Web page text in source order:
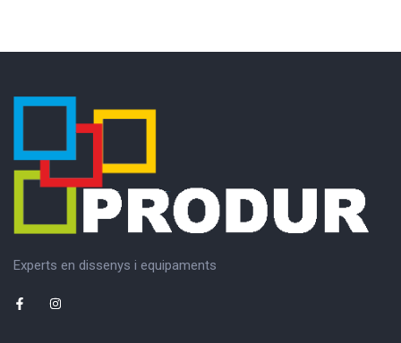
Experts en dissenys i equipaments